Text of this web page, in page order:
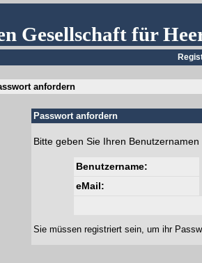
Gesellschaft für
anfordern
Passwort anfordern
Bitte geben Sie Ihren
Benutzername:
eMail:
Sie müssenregistriert sein, um ihr